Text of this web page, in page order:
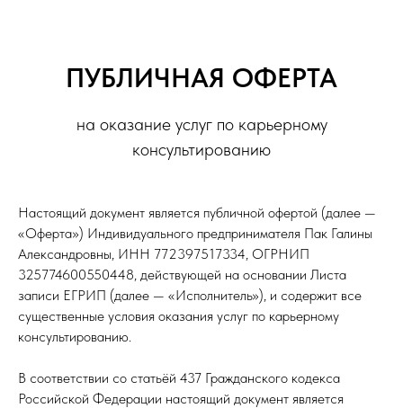
ПУБЛИЧНАЯ ОФЕРТА
на оказание услуг по карьерному
консультированию
Настоящий документ является публичной офертой (далее —
«Оферта») Индивидуального предпринимателя Пак Галины
Александровны, ИНН 772397517334, ОГРНИП
325774600550448, действующей на основании Листа
записи ЕГРИП (далее — «Исполнитель»), и содержит все
существенные условия оказания услуг по карьерному
консультированию.
В соответствии со статьёй 437 Гражданского кодекса
Российской Федерации настоящий документ является